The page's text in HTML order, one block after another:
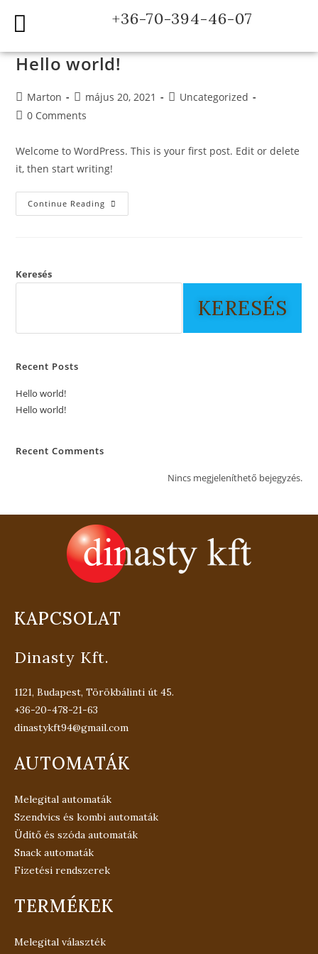
+36-70-394-46-07
Hello world!
Marton május 20, 2021
Uncategorized
0 Comments
Welcome to WordPress. This is your first post. Edit or delete
it, then start writing!
Continue Reading
Keresés
KERESÉS
Recent Posts
Hello world!
Hello world!
Recent Comments
Nincs megjeleníthető bejegyzés.
KAPCSOLAT
Dinasty Kft.
1121, Budapest, Törökbálinti út 45.
+36-20-478-21-63
dinastykft94@gmail.com
AUTOMATÁK
Melegital automaták
Szendvics és kombi automaták
Üdítő és szóda automaták
Snack automaták
Fizetési rendszerek
TERMÉKEK
Melegital választék